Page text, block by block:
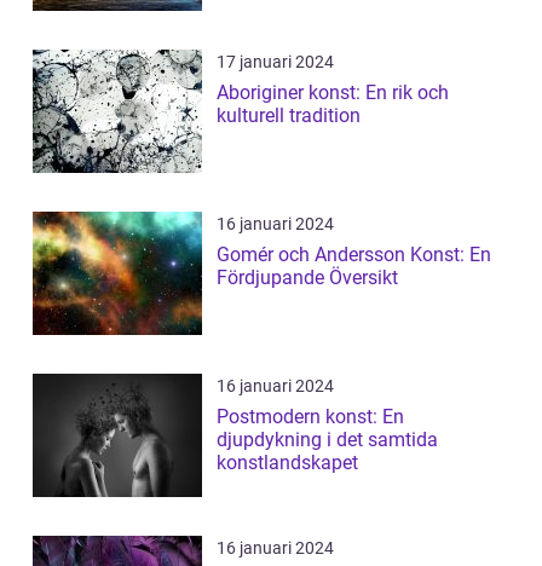
17 januari 2024
Aboriginer konst: En rik och
kulturell tradition
16 januari 2024
Gomér och Andersson Konst: En
Fördjupande Översikt
16 januari 2024
Postmodern konst: En
djupdykning i det samtida
konstlandskapet
16 januari 2024